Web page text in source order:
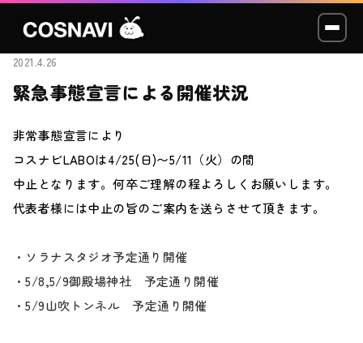
モデル撮影会
スタジオ
2021.4.26
緊急事態宣言による開催状況
非常事態宣言により
コスナビLABOは4/25(日)〜5/11（火）の間
中止となります。何卒ご理解の程よろしくお願いします。
代表者様には中止の旨のご案内を送らさせて頂きます。
・ソラナスタジオ予定通り開催
・5/8,5/9御殿場神社 予定通り開催
・5/9山吹トンネル 予定通り開催